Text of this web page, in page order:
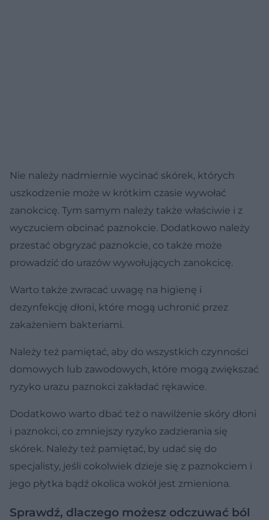
Nie należy nadmiernie wycinać skórek, których
uszkodzenie może w krótkim czasie wywołać
zanokcicę. Tym samym należy także właściwie i z
wyczuciem obcinać paznokcie. Dodatkowo należy
przestać obgryzać paznokcie, co także może
prowadzić do urazów wywołujących zanokcicę.
Warto także zwracać uwagę na higienę i
dezynfekcję dłoni, które mogą uchronić przez
zakażeniem bakteriami.
Należy też pamiętać, aby do wszystkich czynności
domowych lub zawodowych, które mogą zwiększać
ryzyko urazu paznokci zakładać rękawice.
Dodatkowo warto dbać też o nawilżenie skóry dłoni
i paznokci, co zmniejszy ryzyko zadzierania się
skórek. Należy też pamiętać, by udać się do
specjalisty, jeśli cokolwiek dzieje się z paznokciem i
jego płytka bądź okolica wokół jest zmieniona.
Sprawdź, dlaczego możesz odczuwać ból